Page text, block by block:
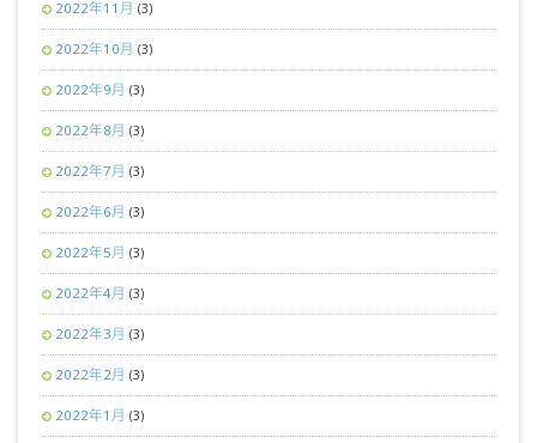
2022年11月 (3)
2022年10月 (3)
2022年9月 (3)
2022年8月 (3)
2022年7月 (3)
2022年6月 (3)
2022年5月 (3)
2022年4月 (3)
2022年3月 (3)
2022年2月 (3)
2022年1月 (3)